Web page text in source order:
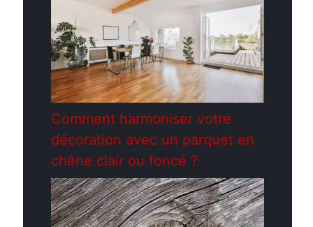
Comment harmoniser votre
décoration avec un parquet en
chêne clair ou foncé ?